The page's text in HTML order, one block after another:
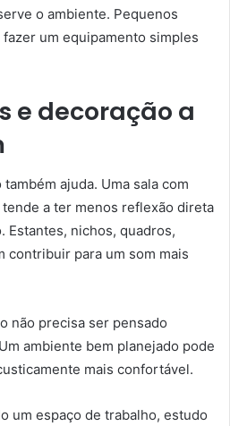
o ambiente. Pequenos
um equipamento simples
e decoração a
ajuda. Uma sala com
a ter menos reflexão direta
Estantes, nichos, quadros,
contribuir para um som mais
não precisa ser pensado
ambiente bem planejado pode
mais confortável.
um espaço de trabalho, estudo